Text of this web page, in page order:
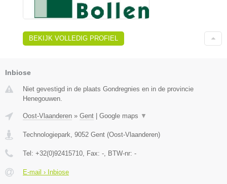
BEKIJK VOLLEDIG PROFIEL
Inbiose
Niet gevestigd in de plaats Gondregnies en in de provincie
Henegouwen.
Oost-Vlaanderen » Gent Google maps ▼
Technologiepark 9052 Gent (Oost-Vlaanderen)
Tel: +32(0)92415710 , Fax: - , BTW-nr: -
E-mail › Inbiose